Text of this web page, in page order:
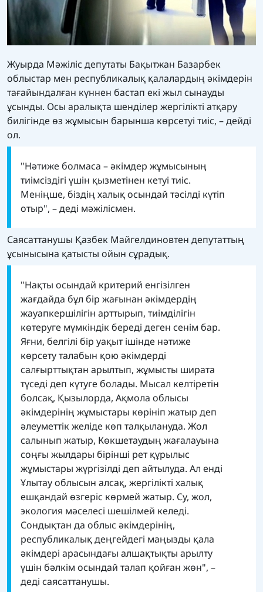
Жуырда Мәжіліс депутаты Бақытжан Базарбек
облыстар мен республикалық қалалардың әкімдерін
тағайындалған күннен бастап екі жыл сынауды
ұсынды. Осы аралықта шенділер жергілікті атқару
билігінде өз жұмысын барынша көрсетуі тиіс, – дейді
ол.
"Нәтиже болмаса – әкімдер жұмысының
тиімсіздігі үшін қызметінен кетуі тиіс.
Меніңше, біздің халық осындай тәсілді күтіп
отыр", – деді мәжілісмен.
Саясаттанушы Қазбек Майгелдиновтен депутаттың
ұсынысына қатысты ойын сұрадық.
"Нақты осындай критерий енгізілген
жағдайда бұл бір жағынан әкімдердің
жауапкершілігін арттырып, тиімділігін
көтеруге мүмкіндік береді деген сенім бар.
Яғни, белгілі бір уақыт ішінде нәтиже
көрсету талабын қою әкімдерді
салғырттықтан арылтып, жұмысты ширата
түседі деп күтуге болады. Мысал келтіретін
болсақ, Қызылорда, Ақмола облысы
әкімдерінің жұмыстары көрініп жатыр деп
әлеуметтік желіде көп талқылануда. Жол
салынып жатыр, Көкшетаудың жағалауына
соңғы жылдары бірінші рет құрылыс
жұмыстары жүргізілді деп айтылуда. Ал енді
Ұлытау облысын алсақ, жергілікті халық
ешқандай өзгеріс көрмей жатыр. Су, жол,
экология мәселесі шешілмей келеді.
Сондықтан да облыс әкімдерінің,
республикалық деңгейдегі маңызды қала
әкімдері арасындағы алшақтықты арылту
үшін бәлкім осындай талап қойған жөн", –
деді саясаттанушы.